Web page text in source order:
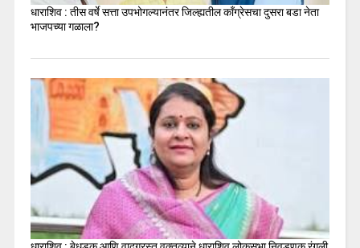
धाराशिव : तीस वर्षे सत्ता उपभोगल्यानंतर जिल्ह्यतील कॉंग्रेसचा दुसरा बडा नेता
भाजपच्या गळाला?